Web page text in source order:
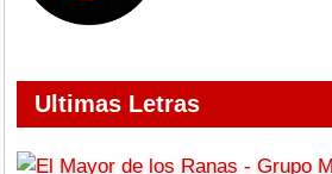
Ultimas Letras